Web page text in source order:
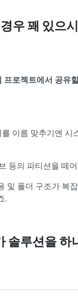
우 꽤 있으
프로젝트에서 공유
이름 맞추기엔 시
등의 파티션을 떼
및 폴더 구조가 복
.
솔루션을 하